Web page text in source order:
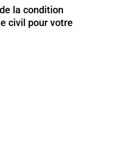
la condition
civil pour votre